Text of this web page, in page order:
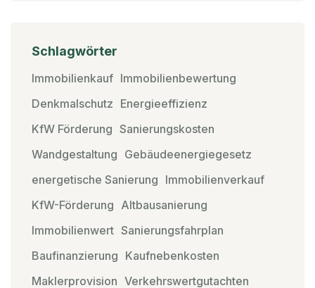
Schlagwörter
Immobilienkauf Immobilienbewertung
Denkmalschutz Energieeffizienz
KfW Förderung Sanierungskosten
Wandgestaltung Gebäudeenergiegesetz
energetische Sanierung Immobilienverkauf
KfW-Förderung Altbausanierung
Immobilienwert Sanierungsfahrplan
Baufinanzierung Kaufnebenkosten
Maklerprovision Verkehrswertgutachten